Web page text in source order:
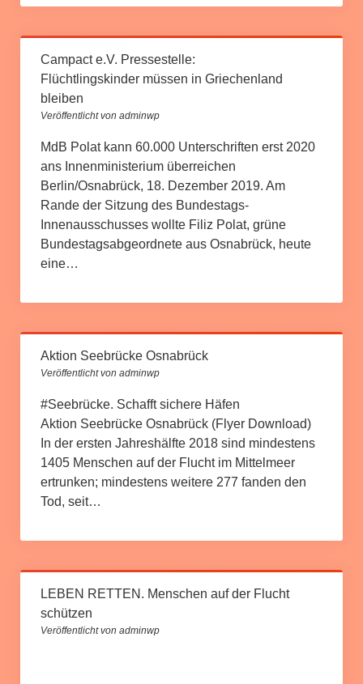
Campact e.V. Pressestelle:
Flüchtlingskinder müssen in Griechenland
bleiben
Veröffentlicht von adminwp
MdB Polat kann 60.000 Unterschriften erst 2020
ans Innenministerium überreichen
Berlin/Osnabrück, 18. Dezember 2019. Am
Rande der Sitzung des Bundestags-
Innenausschusses wollte Filiz Polat, grüne
Bundestagsabgeordnete aus Osnabrück, heute
eine…
Aktion Seebrücke Osnabrück
Veröffentlicht von adminwp
#Seebrücke. Schafft sichere Häfen
Aktion Seebrücke Osnabrück (Flyer Download)
In der ersten Jahreshälfte 2018 sind mindestens
1405 Menschen auf der Flucht im Mittelmeer
ertrunken; mindestens weitere 277 fanden den
Tod, seit…
LEBEN RETTEN. Menschen auf der Flucht
schützen
Veröffentlicht von adminwp